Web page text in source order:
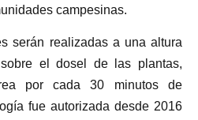
campesinas.
serán realizadas a una altura
el dosel de las plantas,
por cada 30 minutos de
fue autorizada desde 2016